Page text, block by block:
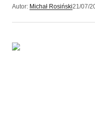
Autor: Michał Rosiński21/07/